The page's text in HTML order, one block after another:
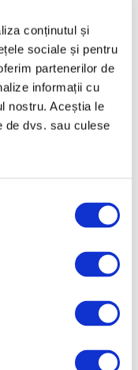
conținutul și
sociale și pentru
partenerilor de
informații cu
nostru. Aceștia le
de dvs. sau culese